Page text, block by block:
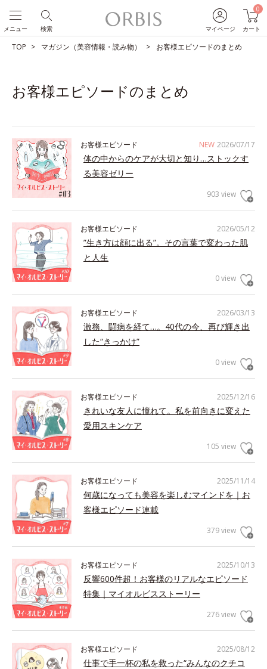
マイページ
0
カート
検索
メニュー
TOP マガジン（美容情報・読み物） お客様エピソードのまとめ
お客様エピソードのまとめ
NEW 2026/07/17
お客様エピソード
体の中からのケアが大切と知り…ストックす
る美容ゼリー
903 view
2026/05/12
お客様エピソード
”生き方は顔に出る”。その言葉で変わった肌
と人生
0 view
2026/03/13
お客様エピソード
激務、闘病を経て…。40代の今、再び輝き出
した“きっかけ”
0 view
2025/12/16
お客様エピソード
きれいな友人に憧れて。私を前向きに変えた
愛用スキンケア
105 view
2025/11/14
お客様エピソード
何歳になっても美容を楽しむマインドを｜お
客様エピソード連載
379 view
2025/10/13
お客様エピソード
反響600件超！お客様のリアルなエピソード
特集｜マイオルビスストーリー
276 view
2025/08/12
お客様エピソード
仕事で手一杯の私を救った“みんなのクチコ